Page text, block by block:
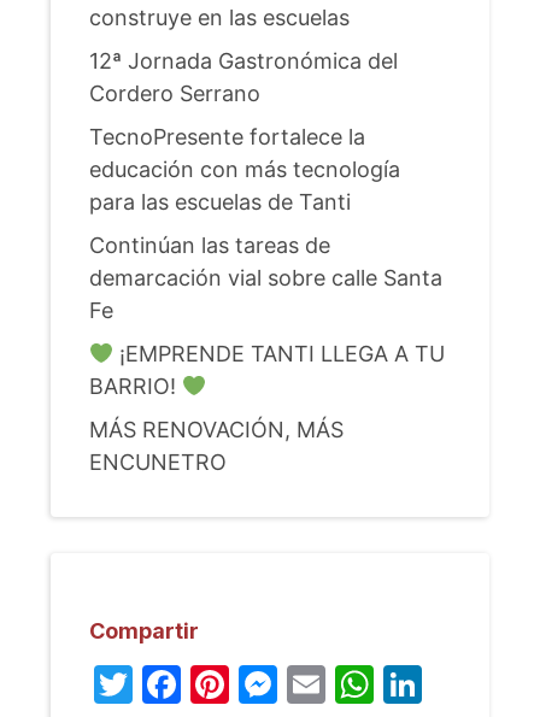
construye en las escuelas
12ª Jornada Gastronómica del
Cordero Serrano
TecnoPresente fortalece la
educación con más tecnología
para las escuelas de Tanti
Continúan las tareas de
demarcación vial sobre calle Santa
Fe
¡EMPRENDE TANTI LLEGA A TU
BARRIO!
MÁS RENOVACIÓN, MÁS
ENCUNETRO
Compartir
Twitter
Facebook
Pinterest
Messenger
Email